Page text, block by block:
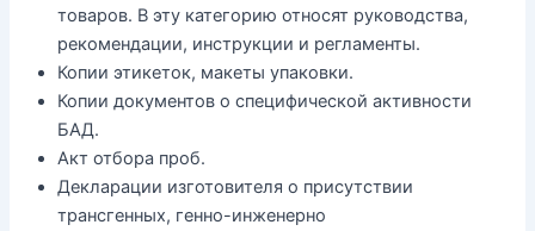
товаров. В эту категорию относят руководства,
рекомендации, инструкции и регламенты.
Копии этикеток, макеты упаковки.
Копии документов о специфической активности
БАД.
Акт отбора проб.
Декларации изготовителя о присутствии
трансгенных, генно-инженерно